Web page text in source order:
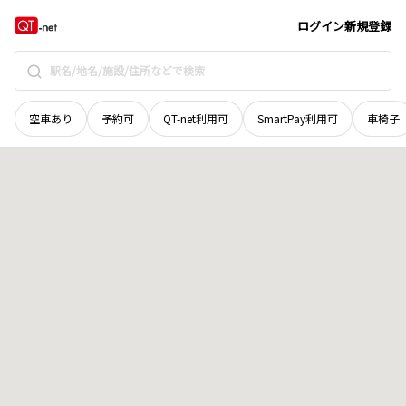
ログイン新規登録
空車あり 予約可 QT-net利用可 SmartPay利用可 車椅子
北海道